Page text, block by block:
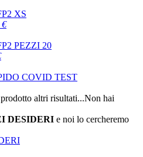
XS
€
PEZZI 20
COVID TEST
altri risultati...Non hai
DESIDERI e noi lo cercheremo